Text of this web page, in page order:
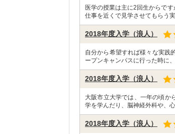
医学の授業は主に2回生からで
仕事を近くで見学させてもらう
2018年度入学（浪人）
自分から希望すれば様々な実践
ープンキャンパスに行った時に
2018年度入学（浪人）
大阪市立大学では、一年の頃か
学を学んだり、脳神経外科や、
2018年度入学（浪人）